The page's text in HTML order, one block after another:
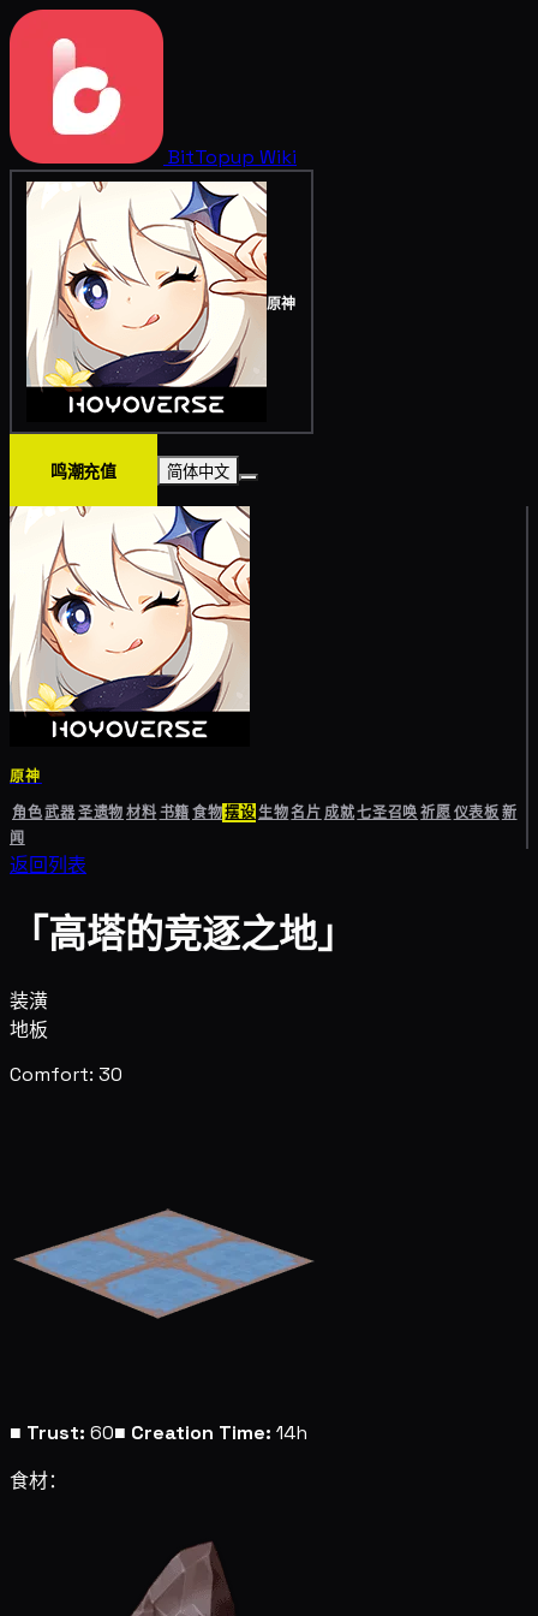
BitTopup Wiki
原神
鸣潮充值 简体中文
原神
角色武器圣遗物材料书籍食物摆设生物名片成就七圣召唤祈愿仪表板新
闻
返回列表
「高塔的竞逐之地」
装潢
地板
Comfort: 30
■ Trust: 60■ Creation Time: 14h
食材：